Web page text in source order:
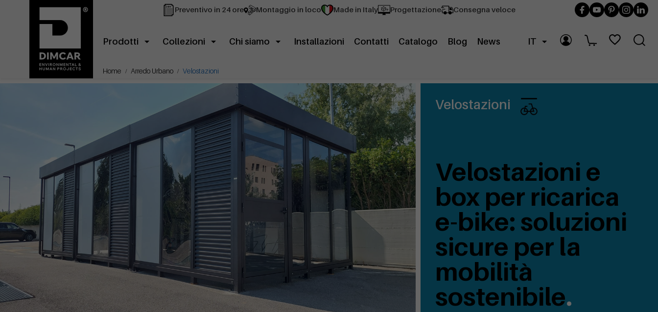
Preventivo in 24 ore Montaggio in loco Made in Italy Progettazione Consegna veloce
Prodotti Collezioni Chi siamo Installazioni Contatti Catalogo Blog News IT
Home Arredo Urbano Velostazioni
Velostazioni
Velostazioni e
box per ricarica
e-bike: soluzioni
sicure per la
mobilità
sostenibile.